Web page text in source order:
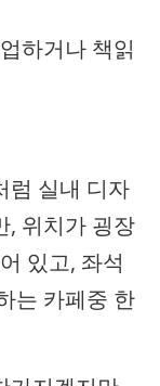
하거나 책읽
럼 실내 디자
, 위치가 굉장
있고, 좌석
는 카페중 한